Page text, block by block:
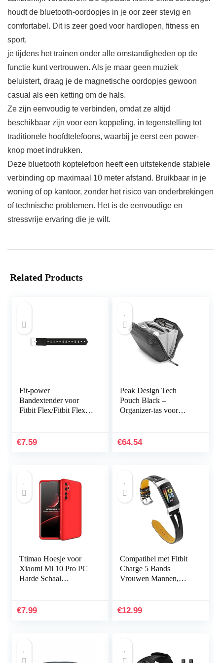
houdt de bluetooth-oordopjes in je oor zeer stevig en
comfortabel. Dit is zeer goed voor hardlopen, fitness en
sport.
je tijdens het trainen onder alle omstandigheden op de
functie kunt vertrouwen. Als je maar geen muziek
beluistert, draag je de magnetische oordopjes gewoon
casual als een ketting om de hals.
Ze zijn eenvoudig te verbinden, omdat ze altijd
beschikbaar zijn voor een koppeling, in tegenstelling tot
traditionele hoofdtelefoons, waarbij je eerst een power-
knop moet indrukken.
Deze bluetooth koptelefoon heeft een uitstekende stabiele
verbinding op maximaal 10 meter afstand. Bruikbaar in je
woning of op kantoor, zonder het risico van onderbrekingen
of technische problemen. Het is de eenvoudige en
stressvrije ervaring die je wilt.
Related Products
Fit-power
Bandextender voor
Fitbit Flex/Fitbit Flex
voor grotere polsen
€7.59
Peak Design Tech
Pouch Black –
Organizer-tas voor
€64.54
Ttimao Hoesje voor
Xiaomi Mi 10 Pro PC
Harde Schaal
Ultradunne Shock
€7.99
Compatibel met Fitbit
Charge 5 Bands
Vrouwen Mannen,
Horlogeband
€12.99